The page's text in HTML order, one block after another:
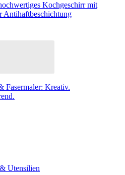
Kochgeschirr mit
Antihaftbeschichtung
Fasermaler: Kreativ.
Utensilien